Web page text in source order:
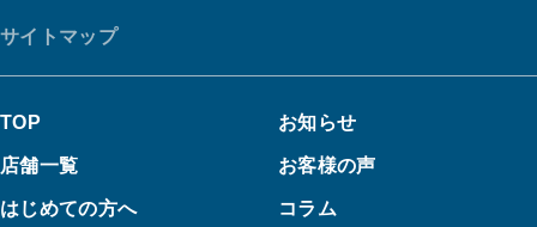
サイトマップ
TOP
店舗一覧
はじめての方へ
お知らせ
お客様の声
コラム